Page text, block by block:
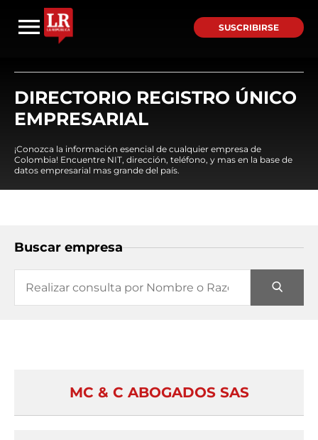
SUSCRIBIRSE
DIRECTORIO REGISTRO ÚNICO
EMPRESARIAL
¡Conozca la información esencial de cualquier empresa de
Colombia! Encuentre NIT, dirección, teléfono, y mas en la base de
datos empresarial mas grande del país.
Buscar empresa
MC & C ABOGADOS SAS